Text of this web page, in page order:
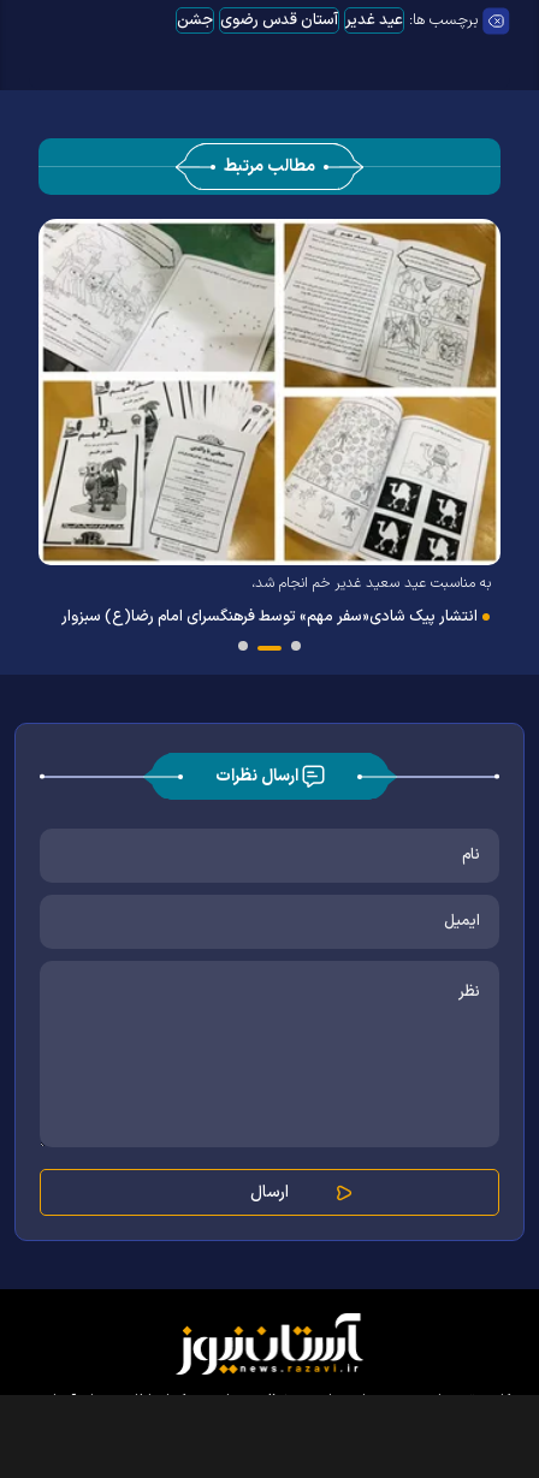
برچسب ها: عید غدیر آستان قدس رضوی جشن
مطالب مرتبط
به مناسبت عید سعید غدیر خم انجام شد،
انتشار پیک شادی«سفر مهم» توسط فرهنگسرای امام رضا(ع) سبزوار
ارسال نظرات
کلیه حقوق مادی و معنوی این سایت محفوظ و متعلق به مرکز ارتباطات و رسانه آستان